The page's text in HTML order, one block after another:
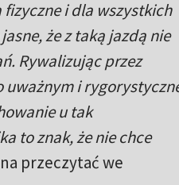
i dla wszystkich
że z taką jazdą nie
Rywalizując przez
i
u tak
to znak, że nie chce
przeczytać we